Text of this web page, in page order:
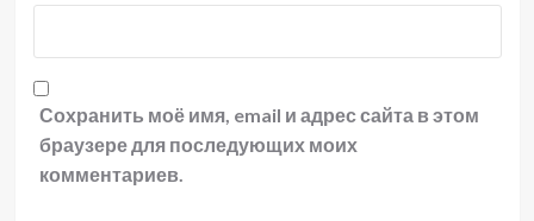
Сохранить моё имя, email и адрес сайта в этом
браузере для последующих моих
комментариев.